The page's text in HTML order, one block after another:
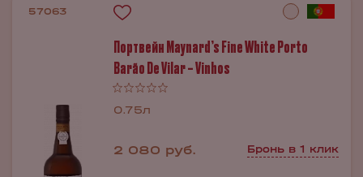
57063
Портвейн Maynard’s Fine White Porto
Barão De Vilar – Vinhos
0.75л
2 080 руб. Бронь в 1 клик